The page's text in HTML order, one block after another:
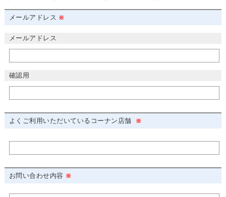
メールアドレス
メールアドレス
確認用
よくご利用いただいているコーナン店舗
お問い合わせ内容